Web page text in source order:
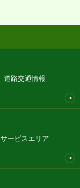
道路交通情報
サービスエリア